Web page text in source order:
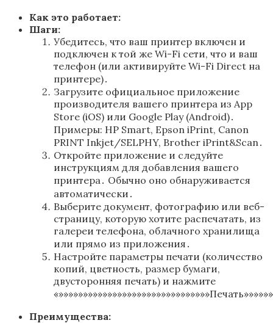
Как это работает:
Шаги:
Убедитесь, что ваш принтер включен и
подключен к той же Wi-Fi сети, что и ваш
телефон (или активируйте Wi-Fi Direct на
принтере)․
Загрузите официальное приложение
производителя вашего принтера из App
Store (iOS) или Google Play (Android)․
Примеры: HP Smart, Epson iPrint, Canon
PRINT Inkjet/SELPHY, Brother iPrint&Scan․
Откройте приложение и следуйте
инструкциям для добавления вашего
принтера․ Обычно оно обнаруживается
автоматически․
Выберите документ, фотографию или веб-
страницу, которую хотите распечатать, из
галереи телефона, облачного хранилища
или прямо из приложения․
Настройте параметры печати (количество
копий, цветность, размер бумаги,
двусторонняя печать) и нажмите
Преимущества: